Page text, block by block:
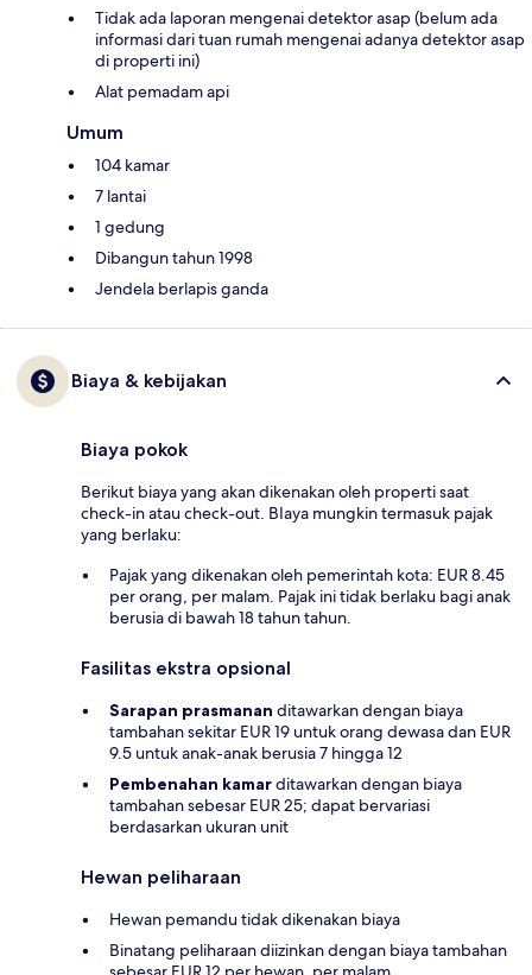
Tidak ada laporan mengenai detektor asap (belum ada
informasi dari tuan rumah mengenai adanya detektor asap
di properti ini)
Alat pemadam api
Umum
104 kamar
7 lantai
1 gedung
Dibangun tahun 1998
Jendela berlapis ganda
Biaya & kebijakan
Biaya pokok
Berikut biaya yang akan dikenakan oleh properti saat
check-in atau check-out. BIaya mungkin termasuk pajak
yang berlaku:
Pajak yang dikenakan oleh pemerintah kota: EUR 8.45
per orang, per malam. Pajak ini tidak berlaku bagi anak
berusia di bawah 18 tahun tahun.
Fasilitas ekstra opsional
Sarapan prasmanan ditawarkan dengan biaya
tambahan sekitar EUR 19 untuk orang dewasa dan EUR
9.5 untuk anak-anak berusia 7 hingga 12
Pembenahan kamarditawarkan dengan biaya
tambahan sebesar EUR 25; dapat bervariasi
berdasarkan ukuran unit
Hewan peliharaan
Hewan pemandu tidak dikenakan biaya
Binatang peliharaan diizinkan dengan biaya tambahan